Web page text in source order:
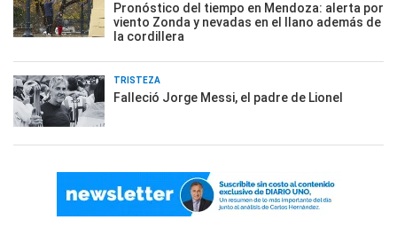
Pronóstico del tiempo en Mendoza: alerta por
viento Zonda y nevadas en el llano además de
la cordillera
TRISTEZA
Falleció Jorge Messi, el padre de Lionel